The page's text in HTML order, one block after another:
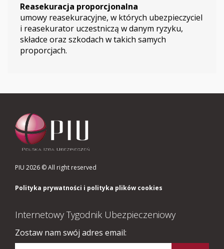
Reasekuracja proporcjonalna
umowy reasekuracyjne, w których ubezpieczyciel
i reasekurator uczestniczą w danym ryzyku,
składce oraz szkodach w takich samych
proporcjach.
PIU 2026 © All right reserved
Polityka prywatności i polityka plików cookies
Internetowy Tygodnik Ubezpieczeniowy
Zostaw nam swój adres email: